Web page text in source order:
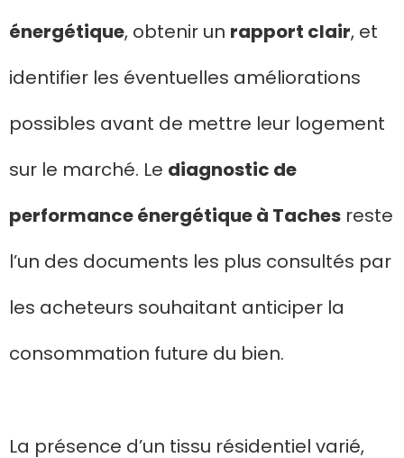
énergétique, obtenir un rapport clair, et
identifier les éventuelles améliorations
possibles avant de mettre leur logement
sur le marché. Le diagnostic de
performance énergétique à Taches reste
l’un des documents les plus consultés par
les acheteurs souhaitant anticiper la
consommation future du bien.
La présence d’un tissu résidentiel varié,